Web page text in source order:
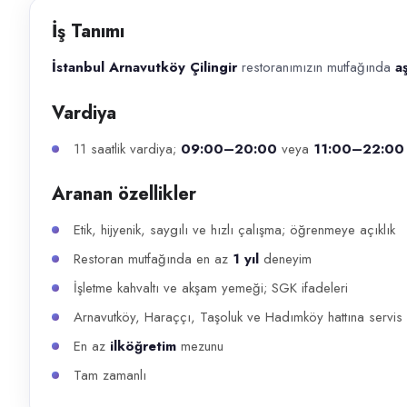
Başvuru kanalları
WhatsApp, Telefon
İstanbul Arnavutköy Çilingir restoranımızın mutfağında aşçı
İş Tanımı
İstanbul Arnavutköy Çilingirrestoranımızın mutfağında
Vardiya
11 saatlik vardiya; 09:00–20:00 veya 11:00–22:00
Aranan özellikler
Etik, hijyenik, saygılı ve hızlı çalışma; öğrenmeye açıklık
Restoran mutfağında en az 1 yıl deneyim
İşletme kahvaltı ve akşam yemeği; SGK ifadeleri
Arnavutköy, Haraççı, Taşoluk ve Hadımköy hattına
En az ilköğretim mezunu
Tam zamanlı